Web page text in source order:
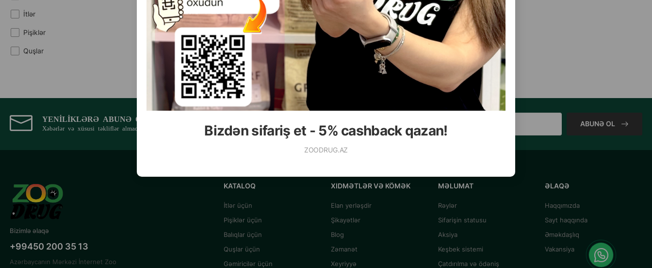
Bizdən sifariş et - 5% cashback qazan!
ZOODRUG.AZ
İtlər
Pişiklər
Quşlar
YENILIKLƏRƏ ABUNƏ OLUN
Xəbərlər və xüsusi təkliflər almaq üçün e-poçt ünvanınızı qeyd edin.
ABUNƏ OL
Bizimlə əlaqə
+99450 200 35 13
Azərbaycanın Mərkəzi İnternet Zoo
KATALOQ
İtlər üçün
Pişiklər üçün
Balıqlar üçün
Quşlar üçün
Gəmiricilər üçün
XIDMƏTLƏR VƏ KÖMƏK
Elan yerləşdir
Şikayətlər
Blog
Zəmanət
Xeyriyyə
MƏLUMAT
Rəylər
Sifarişin statusu
Aksiya
Keşbek sistemi
Çatdırılma və ödəniş
ƏLAQƏ
Haqqımızda
Sayt haqqında
Əməkdaşlıq
Vakansiya